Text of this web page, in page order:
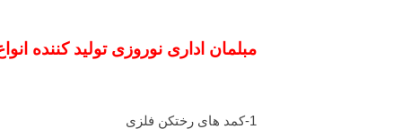
مبلمان اداری نوروزی تولید کننده
1-کمد های رختکن فلزی